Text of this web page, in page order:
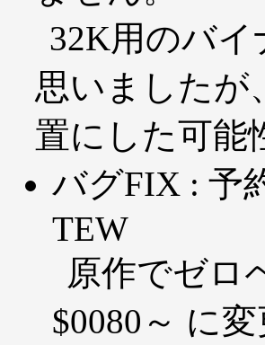
32K用のバ
思いましたが
置にした可能
バグFIX : 予
TEW
原作でゼロ
$0080～ に